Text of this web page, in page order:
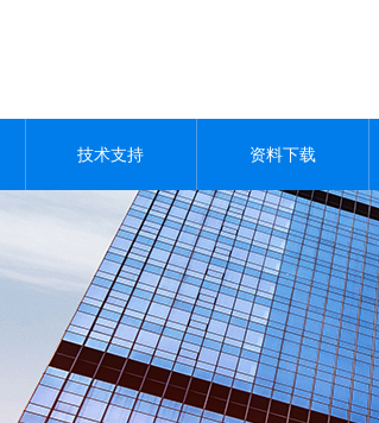
技术支持 资料下载